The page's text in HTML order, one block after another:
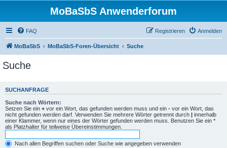
MoBaSbS Anwenderforum
FAQ Anmelden
Registrieren
MoBaSbS MoBaSbS-Foren-Übersicht Suche
Suche
SUCHANFRAGE
Suche nach Wörtern:
Setzen Sie ein + vor ein Wort, das gefunden werden muss und ein - vor ein Wort, das
nicht gefunden werden darf. Verwenden Sie mehrere Wörter getrennt durch | innerhalb
einer Klammer, wenn nur eines der Wörter gefunden werden muss. Benutzen Sie ein *
als Platzhalter für teilweise Übereinstimmungen.
Nach allen Begriffen suchen oder Suche wie angegeben verwenden